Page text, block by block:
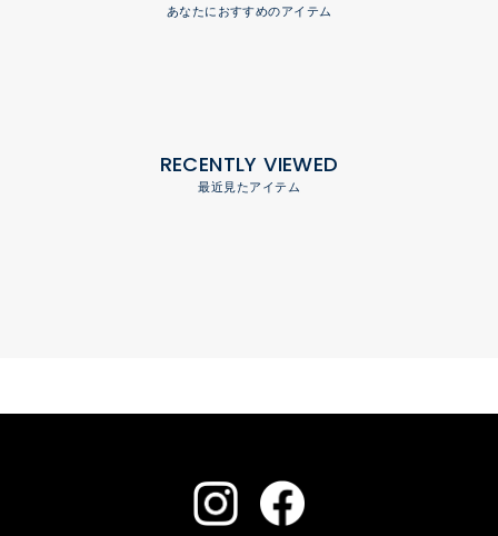
あなたにおすすめのアイテム
RECENTLY VIEWED
最近見たアイテム